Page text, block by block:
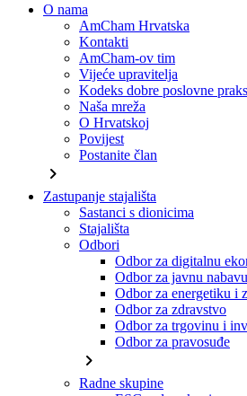
O nama
AmCham Hrvatska
Kontakti
AmCham-ov tim
Vijeće upravitelja
Kodeks dobre poslovne
Naša mreža
O Hrvatskoj
Povijest
Postanite član
chevron_right
Zastupanje stajališta
Sastanci s dionicima
Stajališta
Odbori
Odbor za digitalnu
Odbor za javnu nabavu
Odbor za energetiku i
Odbor za zdravstvo
Odbor za trgovinu i
Odbor za pravosuđe
chevron_right
Radne skupine